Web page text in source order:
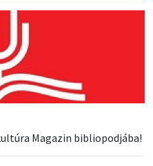
Magazin bibliopodjába!